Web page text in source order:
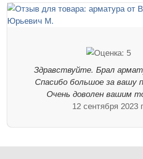
Здравствуйте. Брал
Спасибо большое за вашу
Очень доволен вашим
12 сентября 2023